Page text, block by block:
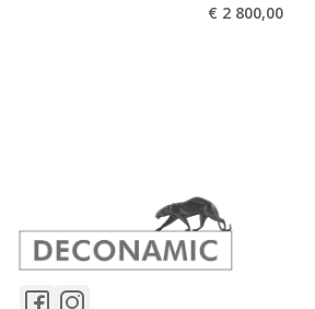
€ 2 800,00